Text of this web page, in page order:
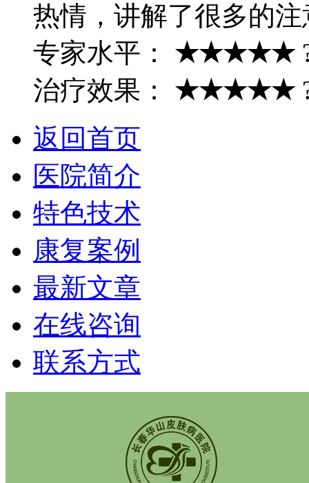
热情，讲解了很多的
专家水平： ★★★★★
治疗效果： ★★★★★
返回首页
医院简介
特色技术
康复案例
最新文章
在线咨询
联系方式